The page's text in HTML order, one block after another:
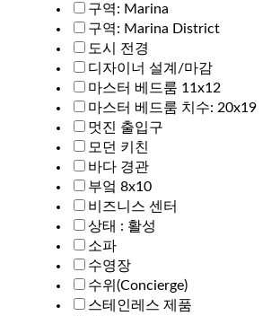
구역: Marina
구역: Marina District
도시 전경
디자이너 설계/마감
마스터 베드룸 11x12
마스터 베드룸 치수: 20x19
멋진 출입구
모던 키친
바다 경관
부엌 8x10
비즈니스 센터
상태 : 활성
소파
수영장
수위(Concierge)
스테인레스 제품